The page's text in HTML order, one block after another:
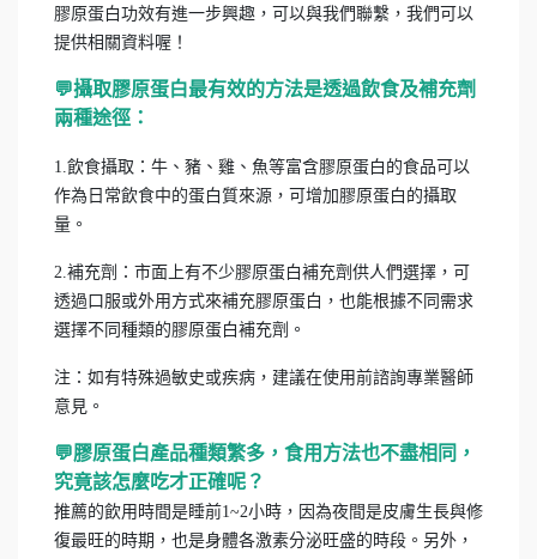
膠原蛋白功效有進一步興趣，可以與我們聯繫，我們可以
提供相關資料喔！
💬攝取膠原蛋白最有效的方法是透過飲食及補充劑
兩種途徑：
1.飲食攝取：牛、豬、雞、魚等富含膠原蛋白的食品可以
作為日常飲食中的蛋白質來源，可增加膠原蛋白的攝取
量。
2.補充劑：市面上有不少膠原蛋白補充劑供人們選擇，可
透過口服或外用方式來補充膠原蛋白，也能根據不同需求
選擇不同種類的膠原蛋白補充劑。
注：如有特殊過敏史或疾病，建議在使用前諮詢專業醫師
意見。
💬膠原蛋白產品種類繁多，食用方法也不盡相同，
究竟該怎麼吃才正確呢？
推薦的飲用時間是睡前1~2小時，因為夜間是皮膚生長與修
復最旺的時期，也是身體各激素分泌旺盛的時段。另外，